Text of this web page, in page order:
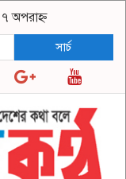
অপরাহ্ন
সার্চ